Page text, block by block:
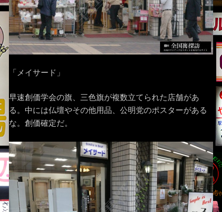
「メイサード」
早速創価学会の旗、三色旗が複数立てられた店舗があ
る。中には仏壇やその他用品、公明党のポスターがある
な。創価確定だ。